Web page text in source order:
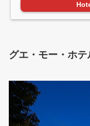
グエ・モー・ホ